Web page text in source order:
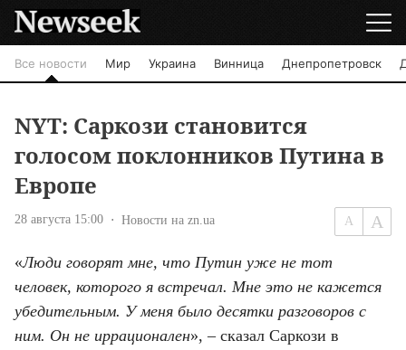
Все новости Мир Украина Винница Днепропетровск
NYT: Саркози становится
голосом поклонников Путина в
Европе
28 августа 15:00 Новости на zn.ua
«Люди говорят мне, что Путин уже не тот
человек, которого я встречал. Мне это не кажется
убедительным. У меня было десятки разговоров с
ним. Он не иррационален», – сказал Саркози в